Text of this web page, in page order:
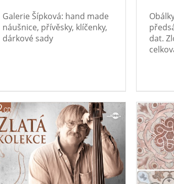
Galerie Šípková: hand made
náušnice, přívěsky, klíčenky,
dárkové sady
dat.